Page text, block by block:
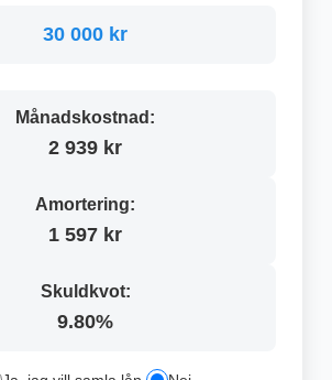
30 000 kr
Månadskostnad:
2 939 kr
Amortering:
1 597 kr
Skuldkvot:
9.80%